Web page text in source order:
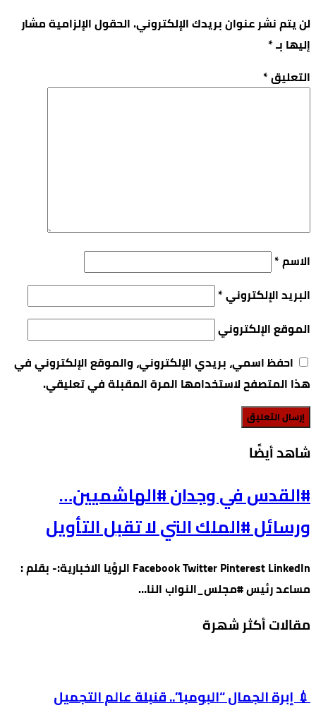
لن يتم نشر عنوان بريدك الإلكتروني.الحقول الإلزامية مشار
إليها بـ*
التعليق*
الاسم*
البريد الإلكتروني*
الموقع الإلكتروني
احفظ اسمي، بريدي الإلكتروني، والموقع الإلكتروني في
هذا المتصفح لاستخدامها المرة المقبلة في تعليقي.
‫شاهد أيضًا‬
#القدس في وجدان #الهاشميين…
ورسائل #الملك التي لا تقبل التأويل
Facebook Twitter Pinterest LinkedIn الرؤيا الاخبارية:- بقلم :
مساعد رئيس #مجلس_النواب النا…
مقالات أكثر شهرة
💉 إبرة الجمال “البومبا”.. قنبلة عالم التجميل